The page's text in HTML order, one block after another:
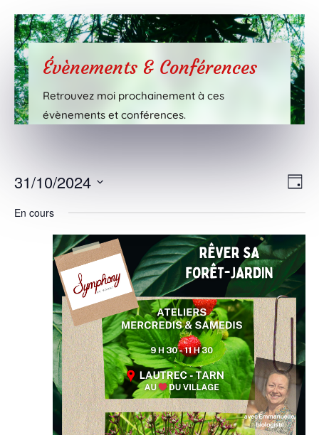
Évènements & Conférences
Retrouvez moi prochainement à ces
évènements et conférences.
de
Jour
31/10/2024
une
En cours